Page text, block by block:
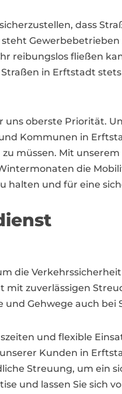
dass
reibungslos fließen
in Erftstadt
oberste Priorität.
Kommunen in
müssen. Mit
die
halten und für eine
zuverlässigen
Gehwege auch bei
und flexible
Kunden in
Streuung, um ein
und lassen Sie sich